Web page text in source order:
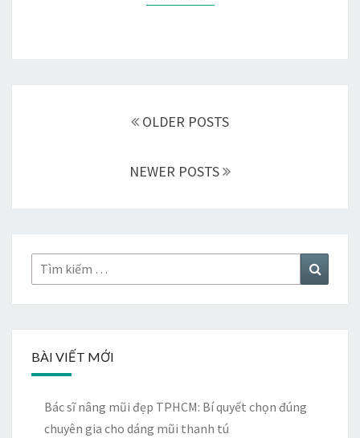
OLDER POSTS
NEWER POSTS
Tìm
kiếm:
kiếm
BÀI VIẾT MỚI
Bác sĩ nâng mũi đẹp TPHCM: Bí quyết chọn đúng
chuyên gia cho dáng mũi thanh tú